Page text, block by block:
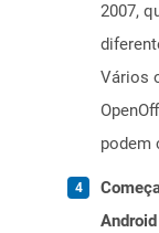
2007,
Vários
podem